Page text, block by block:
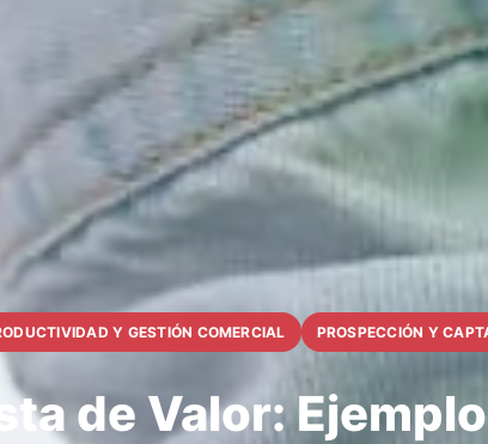
Y GESTIÓN COMERCIAL PROSPECCIÓN Y
de Valor: